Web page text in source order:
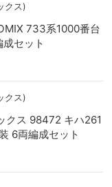
クス)
733系1000番台
セット
クス)
クス 98472 キハ261
6両編成セット